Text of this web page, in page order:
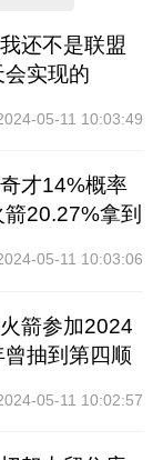
还不是联盟
实现的
05-11 10:03:49
才14%概率
20.27%拿到
05-11 10:03:06
箭参加2024
抽到第四顺
05-11 10:02:57